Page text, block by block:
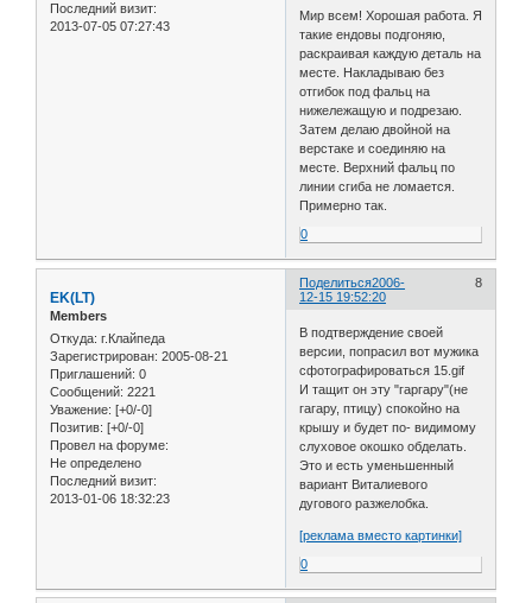
Последний визит:
2013-07-05 07:27:43
Мир всем! Хорошая работа. Я
такие ендовы подгоняю,
раскраивая каждую деталь на
месте. Накладываю без
отгибок под фальц на
нижележащую и подрезаю.
Затем делаю двойной на
верстаке и соединяю на
месте. Верхний фальц по
линии сгиба не ломается.
Примерно так.
0
Поделиться 8
2006-
12-15 19:52:20
EK(LT)
Members
Откуда: г.Клайпеда
Зарегистрирован: 2005-08-21
Приглашений: 0
Сообщений: 2221
Уважение: [+0/-0]
Позитив: [+0/-0]
Провел на форуме:
Не определено
Последний визит:
2013-01-06 18:32:23
В подтверждение своей
версии, попрасил вот мужика
сфотографироваться 15.gif
И тащит он эту "гаргару"(не
гагару, птицу) спокойно на
крышу и будет по- видимому
слуховое окошко обделать.
Это и есть уменьшенный
вариант Виталиевого
дугового разжелобка.
[реклама вместо картинки]
0